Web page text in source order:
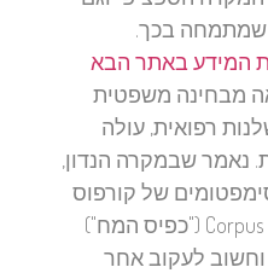
שמתמחה בכך.
באתר הבא
מבחינה משפטית
רפואית, עולה
נאמר שבמקרה הנדון,
של קורפוס
קלוסום פגום. ה-Corpus callosum ("כפיס המח")
לעקוב אחר